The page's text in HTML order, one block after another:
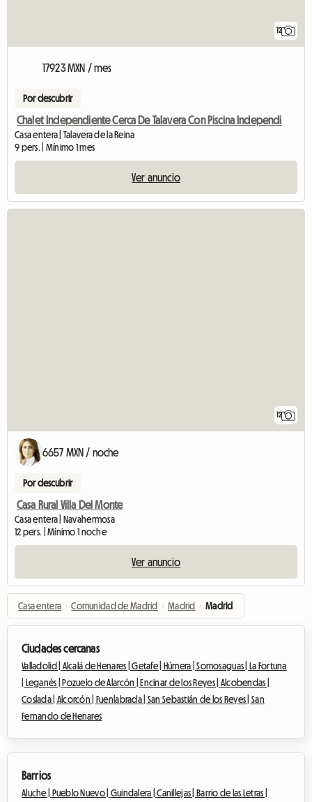
12
17923 MXN / mes
Por descubrir
Chalet Independiente Cerca De Talavera Con Piscina Independi
Casa entera | Talavera de la Reina
9 pers. | Mínimo 1 mes
Ver anuncio
12
6657 MXN / noche
Por descubrir
Casa Rural Villa Del Monte
Casa entera | Navahermosa
12 pers. | Mínimo 1 noche
Ver anuncio
Casa entera › Comunidad de Madrid › Madrid › Madrid
Ciudades cercanas
Valladolid | Alcalá de Henares |Getafe | Húmera |Somosaguas |
La Fortuna
Leganés | Pozuelo de Alarcón | Encinar de los Reyes | Alcobendas |
Coslada | Alcorcón | Fuenlabrada | San Sebastián de los Reyes | San
Fernando de Henares
Barrios
Aluche | Pueblo Nuevo | Guindalera |Canillejas |
Barrio de las Letras |